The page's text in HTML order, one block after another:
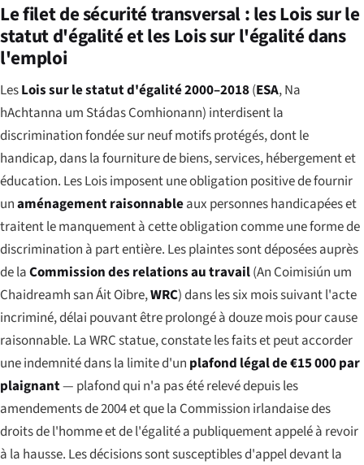
Le filet de sécurité transversal : les Lois sur le
statut d'égalité et les Lois sur l'égalité dans
l'emploi
LesLois sur le statut d'égalité 2000–2018(ESA,Na
hAchtanna um Stádas Comhionann) interdisent la
discrimination fondée sur neuf motifs protégés, dont le
handicap, dans la fourniture de biens, services, hébergement et
éducation. Les Lois imposent une obligation positive de fournir
unaménagement raisonnableaux personnes handicapées et
traitent le manquement à cette obligation comme une forme de
discrimination à part entière. Les plaintes sont déposées auprès
de laCommission des relations au travail(An Coimisiún um
Chaidreamh san Áit Oibre,WRC) dans les six mois suivant l'acte
incriminé, délai pouvant être prolongé à douze mois pour cause
raisonnable. La WRC statue, constate les faits et peut accorder
une indemnité dans la limite d'un plafond légal de €15 000 par
plaignant— plafond qui n'a pas été relevé depuis les
amendements de 2004 et que la Commission irlandaise des
droits de l'homme et de l'égalité a publiquement appelé à revoir
à la hausse. Les décisions sont susceptibles d'appel devant la